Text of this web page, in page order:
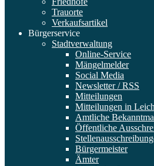
Trauorte
Verkaufsartikel
Bürgerservice
Stadtverwaltung
Online-Service
Mängelmelder
Social Media
Newsletter / RSS
Mitteilungen
Mitteilungen in
Amtliche
Öffentliche
Bürgermeister
Ämter